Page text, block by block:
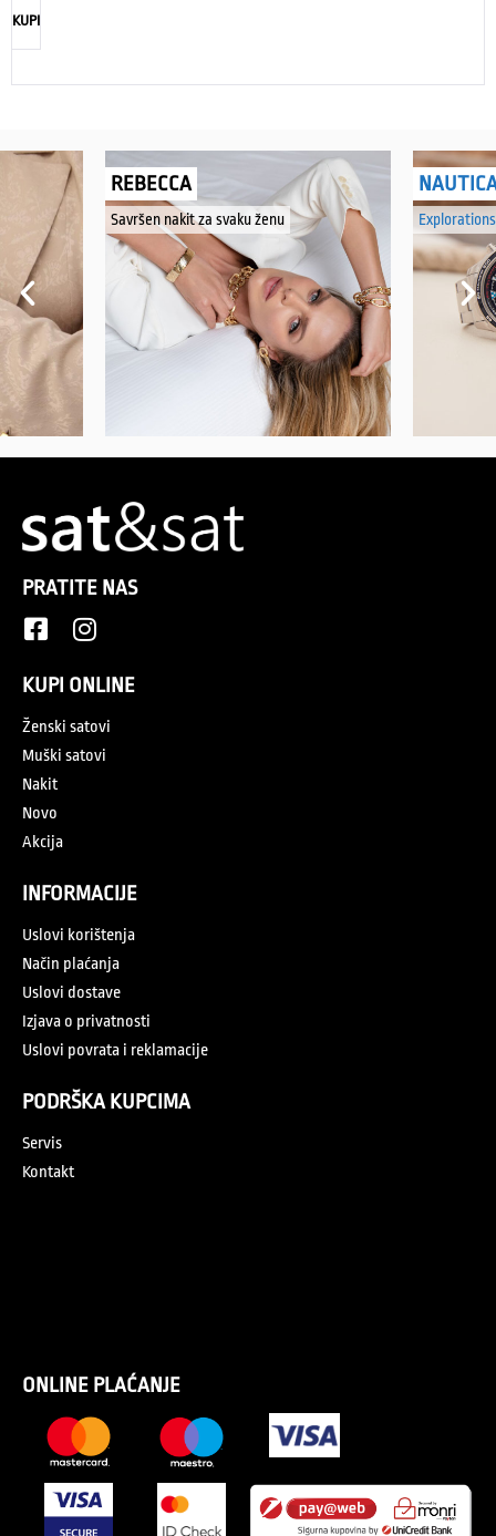
KUPI
REBECCA
Savršen nakit za svaku ženu
PRATITE NAS
KUPI ONLINE
Ženski satovi
Muški satovi
Nakit
Novo
Akcija
INFORMACIJE
Uslovi korištenja
Način plaćanja
Uslovi dostave
Izjava o privatnosti
Uslovi povrata i reklamacije
PODRŠKA KUPCIMA
Servis
Kontakt
ONLINE PLAĆANJE